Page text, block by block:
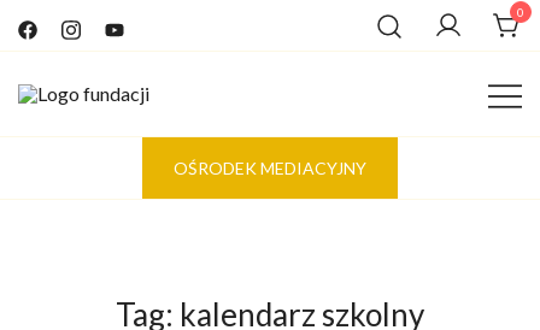
do
0
Fundacja 4 KROKI
Tworzymy świat oparty na empatycznym i szczerym
kontakcie
OŚRODEK MEDIACYJNY
Tag: kalendarz szkolny